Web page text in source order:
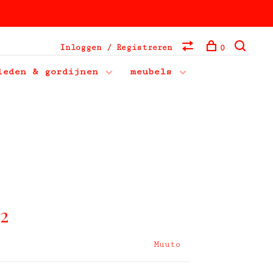
& gordijnen
meubels
Inloggen / Registreren 0
Muuto